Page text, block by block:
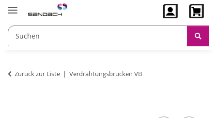
Zurück zur Liste Verdrahtungsbrücken VB